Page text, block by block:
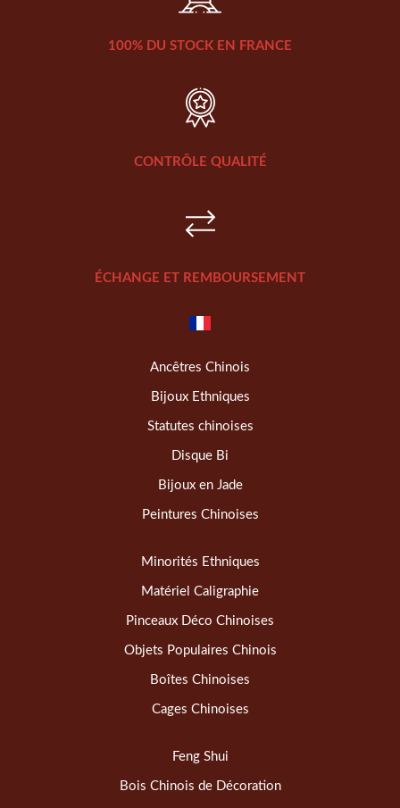
100% DU STOCK EN FRANCE
CONTRÔLE QUALITÉ
ÉCHANGE ET REMBOURSEMENT
Ancêtres Chinois
Bijoux Ethniques
Statutes chinoises
Disque Bi
Bijoux en Jade
Peintures Chinoises
Minorités Ethniques
Matériel Caligraphie
Pinceaux Déco Chinoises
Objets Populaires Chinois
Boîtes Chinoises
Cages Chinoises
Feng Shui
Bois Chinois de Décoration